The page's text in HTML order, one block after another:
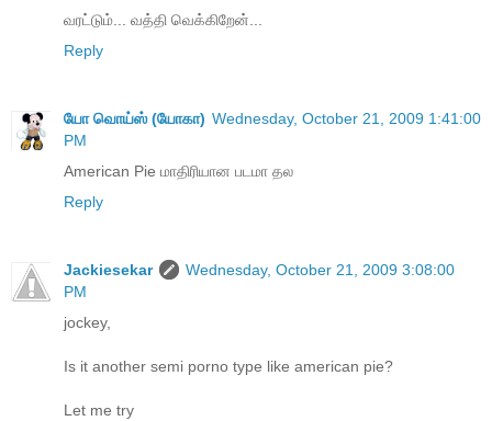
வரட்டும்... வத்தி வெக்கிறேன்...
Reply
யோ வொய்ஸ் (யோகா) Wednesday, October 21, 2009 1:41:00
PM
American Pie மாதிரியான படமா தல
Reply
Jackiesekar
Wednesday, October 21, 2009 3:08:00
PM
jockey,
Is it another semi porno type like american pie?
Let me try